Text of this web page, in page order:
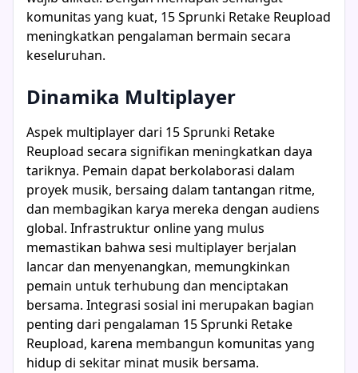
komunitas yang kuat, 15 Sprunki Retake Reupload
meningkatkan pengalaman bermain secara
keseluruhan.
Dinamika Multiplayer
Aspek multiplayer dari 15 Sprunki Retake
Reupload secara signifikan meningkatkan daya
tariknya. Pemain dapat berkolaborasi dalam
proyek musik, bersaing dalam tantangan ritme,
dan membagikan karya mereka dengan audiens
global. Infrastruktur online yang mulus
memastikan bahwa sesi multiplayer berjalan
lancar dan menyenangkan, memungkinkan
pemain untuk terhubung dan menciptakan
bersama. Integrasi sosial ini merupakan bagian
penting dari pengalaman 15 Sprunki Retake
Reupload, karena membangun komunitas yang
hidup di sekitar minat musik bersama.